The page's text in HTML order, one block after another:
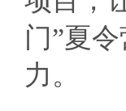
门”夏
力。